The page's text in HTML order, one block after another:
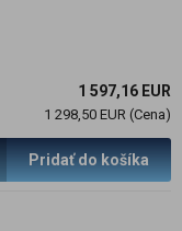
1 597,16 EUR
1 298,50 EUR (Cena)
Pridať do košíka